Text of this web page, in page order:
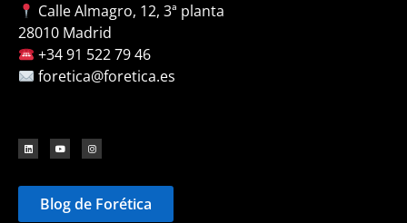
Calle Almagro, 12, 3ª planta
28010 Madrid
+34 91 522 79 46
foretica@foretica.es
Blog de Forética